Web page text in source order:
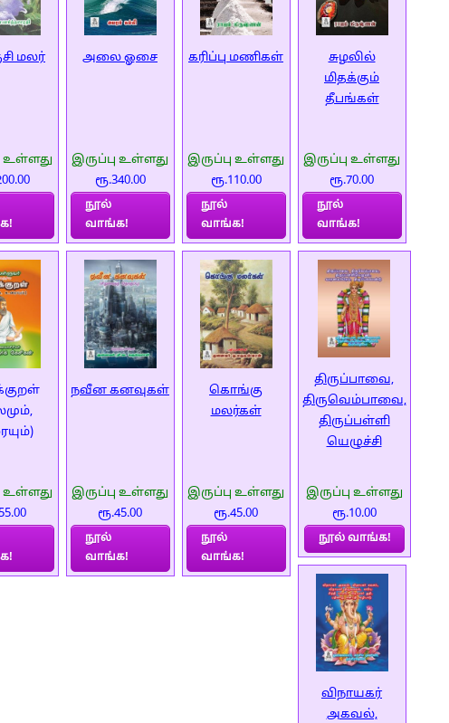
மலர்
உள்ளது
அலை ஓசை
இருப்பு உள்ளது
ரூ.340.00
நூல்
வாங்க!
கரிப்பு மணிகள்
இருப்பு உள்ளது
ரூ.110.00
நூல்
வாங்க!
சுழலில்
மிதக்கும்
தீபங்கள்
இருப்பு உள்ளது
ரூ.70.00
நூல்
வாங்க!
உள்ளது
நவீன கனவுகள்
இருப்பு உள்ளது
ரூ.45.00
நூல்
வாங்க!
கொங்கு
மலர்கள்
இருப்பு உள்ளது
ரூ.45.00
நூல்
வாங்க!
திருப்பாவை,
திருவெம்பாவை,
திருப்பள்ளி
யெழுச்சி
இருப்பு உள்ளது
ரூ.10.00
நூல் வாங்க!
விநாயகர்
அகவல்,